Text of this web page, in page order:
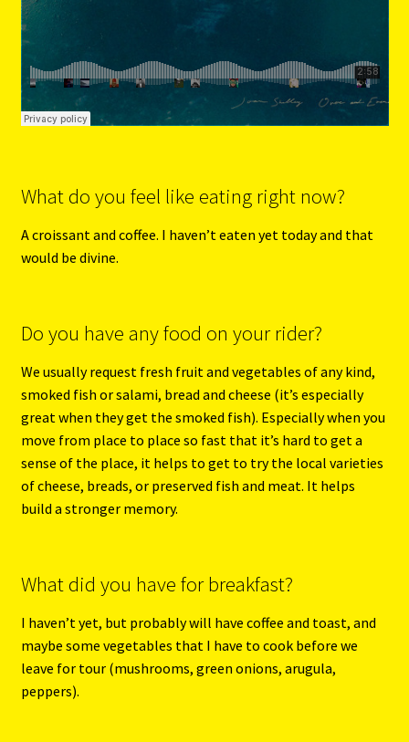
What do you feel like eating right now?
A croissant and coffee. I haven’t eaten yet today and that
would be divine.
Do you have any food on your rider?
We usually request fresh fruit and vegetables of any kind,
smoked fish or salami, bread and cheese (it’s especially
great when they get the smoked fish). Especially when you
move from place to place so fast that it’s hard to get a
sense of the place, it helps to get to try the local varieties
of cheese, breads, or preserved fish and meat. It helps
build a stronger memory.
What did you have for breakfast?
I haven’t yet, but probably will have coffee and toast, and
maybe some vegetables that I have to cook before we
leave for tour (mushrooms, green onions, arugula,
peppers).